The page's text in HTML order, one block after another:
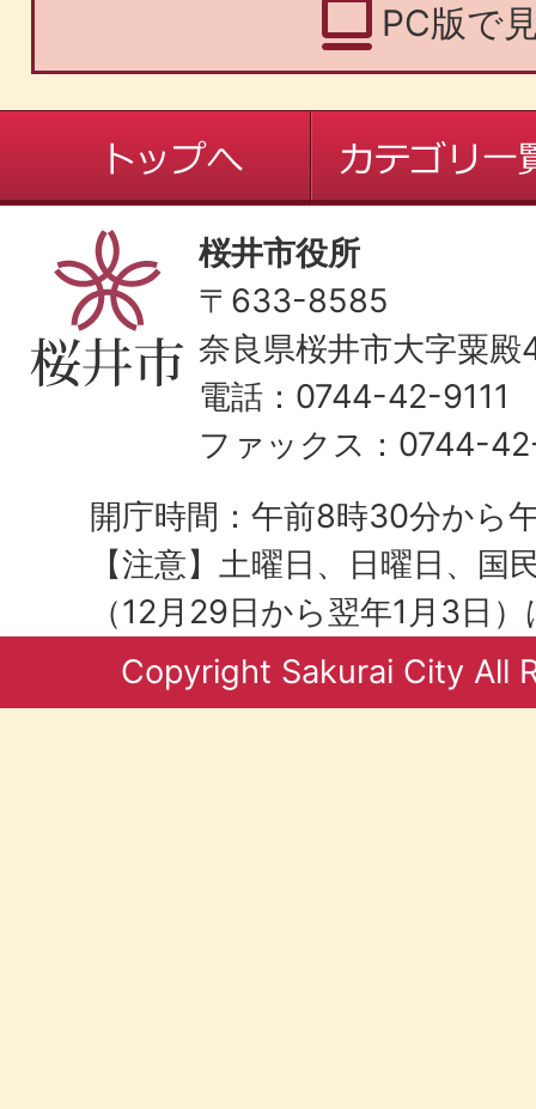
PC版で
桜井市役所
〒633-8585
奈良県桜井市大字粟
電話：0744-42-9111
ファックス：0744-
開庁時間：午前8時30分から
【注意】土曜日、日曜日、国
（12月29日から翌年1月3日
Copyright Sakurai City All